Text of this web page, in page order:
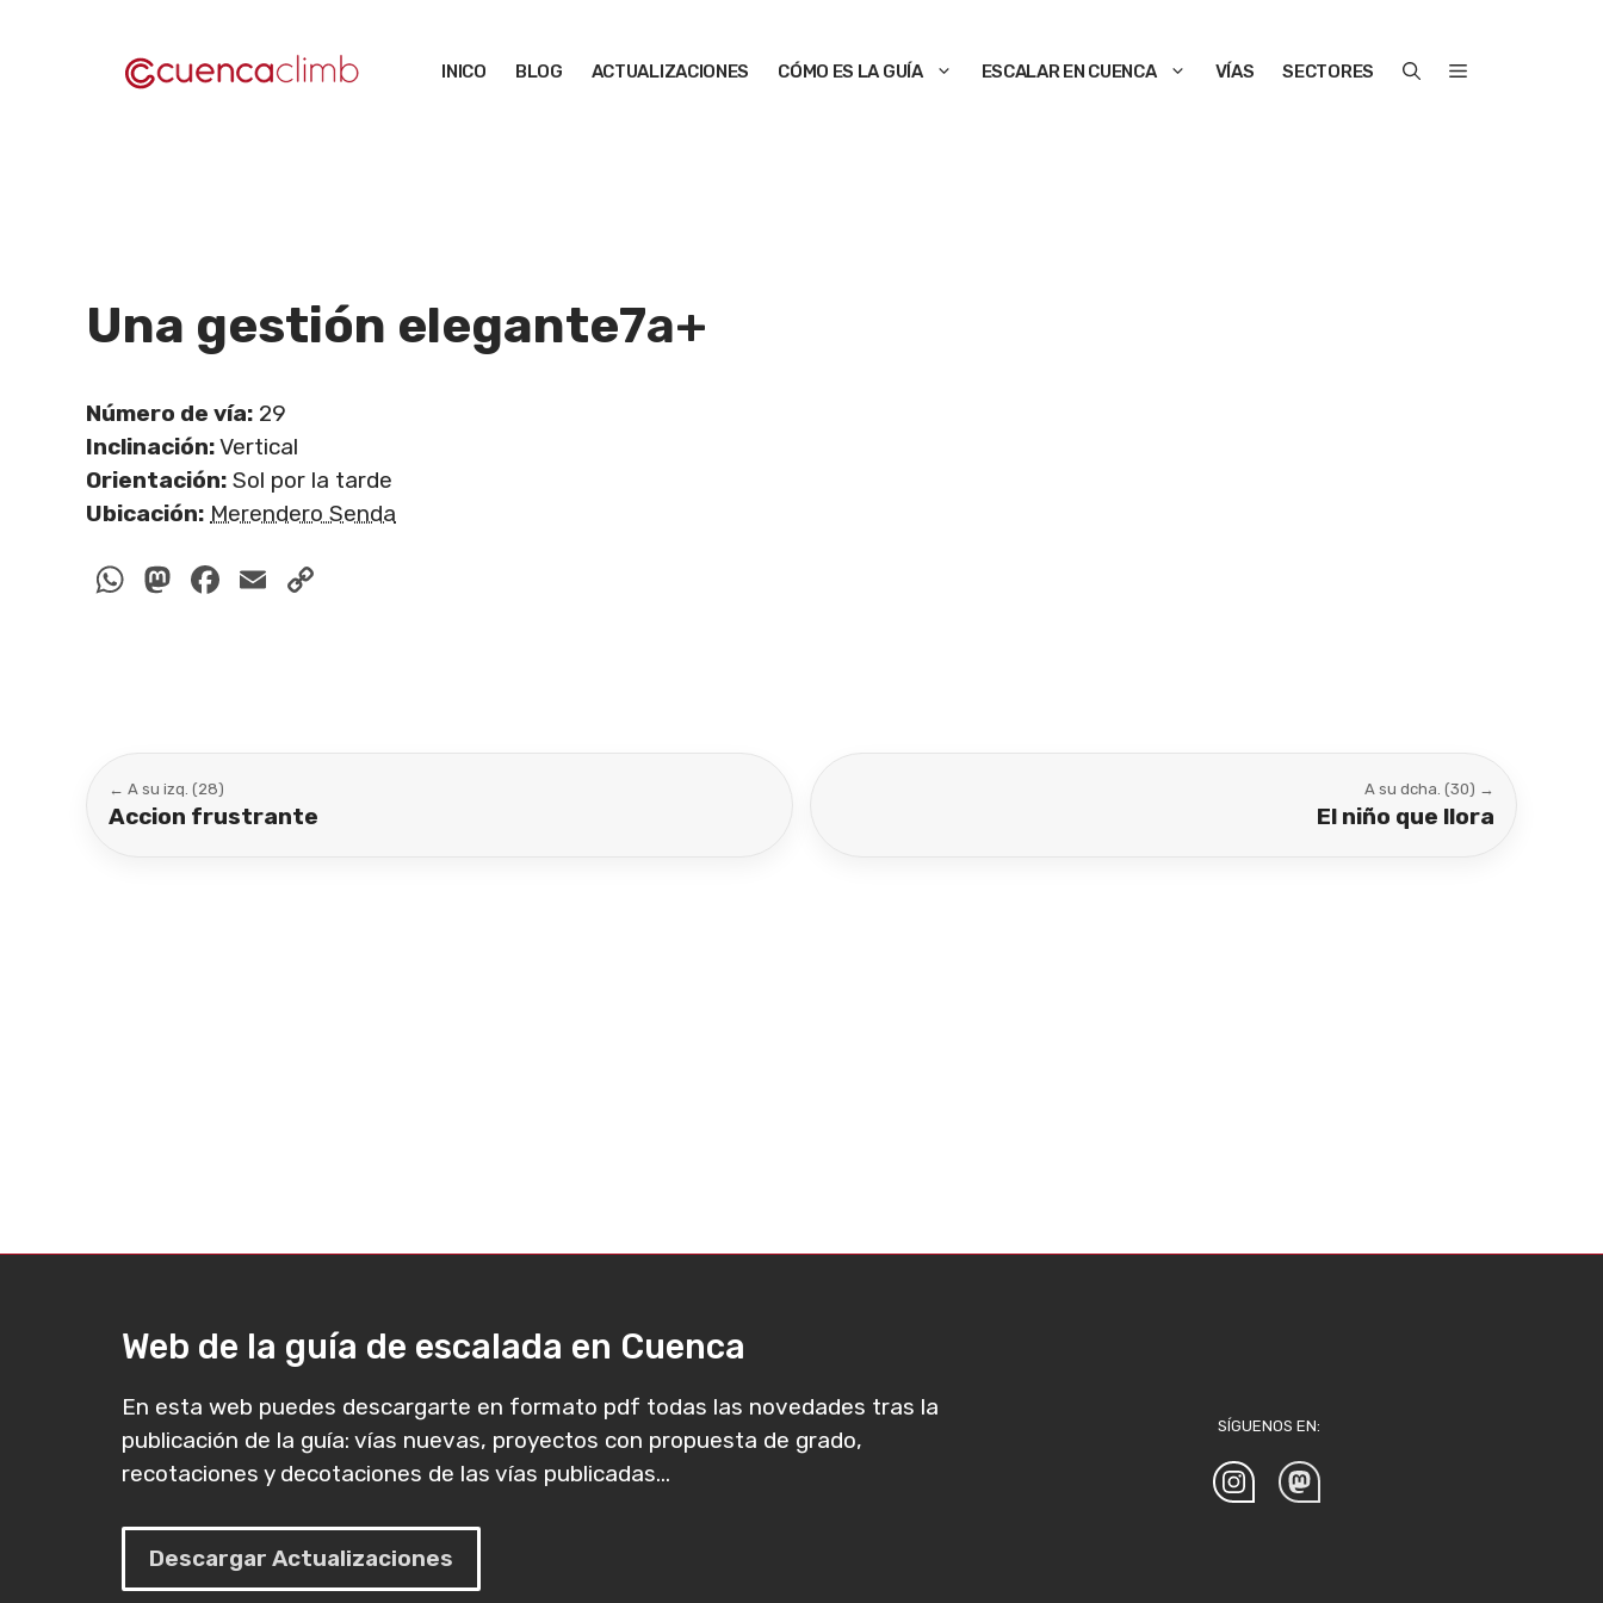
INICO BLOG ACTUALIZACIONES CÓMO ES LA GUÍA ESCALAR EN CUENCA VÍAS SECTORES
Una gestión elegante7a+
Número de vía: 29
Inclinación:Vertical
Orientación: Sol por la tarde
Ubicación: Merendero Senda
WhatsApp
Mastodon
Facebook
Email
← A su izq. (28)
Accion frustrante
A su dcha. (30) →
El niño que llora
Web de la guía de escalada en Cuenca
En esta web puedes descargarte en formato pdf todas las novedades tras la
publicación de la guía: vías nuevas, proyectos con propuesta de grado,
recotaciones y decotaciones de las vías publicadas...
Descargar Actualizaciones
SÍGUENOS EN: